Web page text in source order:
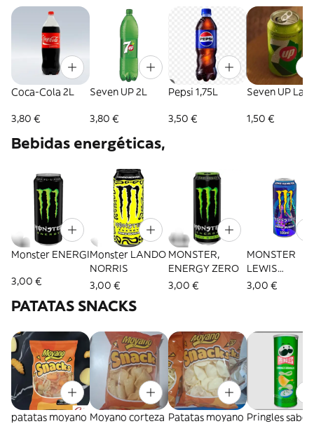
Coca-Cola 2L
3,80 €
Seven UP 2L
3,80 €
Pepsi 1,75L
3,50 €
Seven UP Lata
1,50 €
Bebidas energéticas,
Monster ENERGI
3,00 €
Monster LANDO
NORRIS
3,00 €
MONSTER,
ENERGY ZERO
3,00 €
MONSTER
LEWIS
HAMILTON
3,00 €
PATATAS SNACKS
patatas moyano Moyano corteza Patatas moyano Pringles sabor